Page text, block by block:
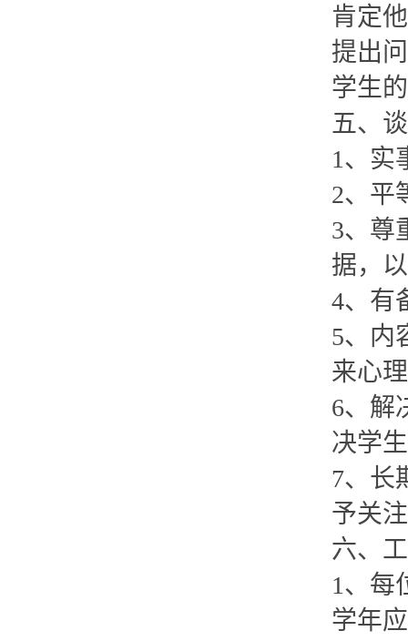
肯定
提出
学生
五、
1、实
2、平
3、尊
据，
4、有
5、内
来心
6、解
决学
7、长
予关
六、
1、每
学年